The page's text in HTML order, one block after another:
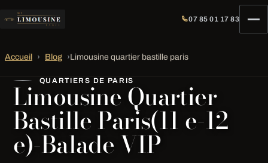
07 85 01 17 83
Accueil › Blog ›Limousine quartier bastille paris
QUARTIERS DE PARIS
Limousine Quartier
Bastille Paris(11 e-12
e)-Balade VIP